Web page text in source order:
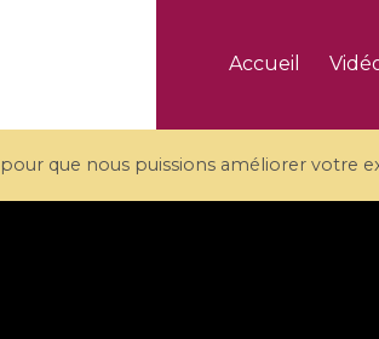
Accueil
pour que nous puissions améliorer votre